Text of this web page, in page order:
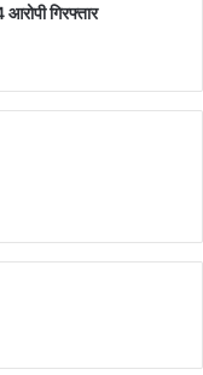
गिरफ्तार